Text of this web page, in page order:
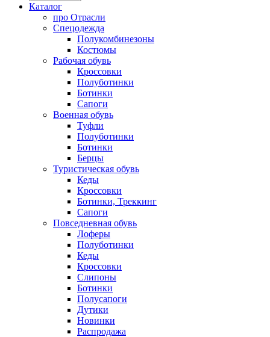
Каталог
про Отрасли
Спецодежда
Полукомбинезоны
Костюмы
Рабочая обувь
Кроссовки
Полуботинки
Ботинки
Сапоги
Военная обувь
Туфли
Полуботинки
Ботинки
Берцы
Туристическая обувь
Кеды
Кроссовки
Ботинки, Треккинг
Сапоги
Повседневная обувь
Лоферы
Полуботинки
Кеды
Кроссовки
Слипоны
Ботинки
Полусапоги
Дутики
Новинки
Распродажа